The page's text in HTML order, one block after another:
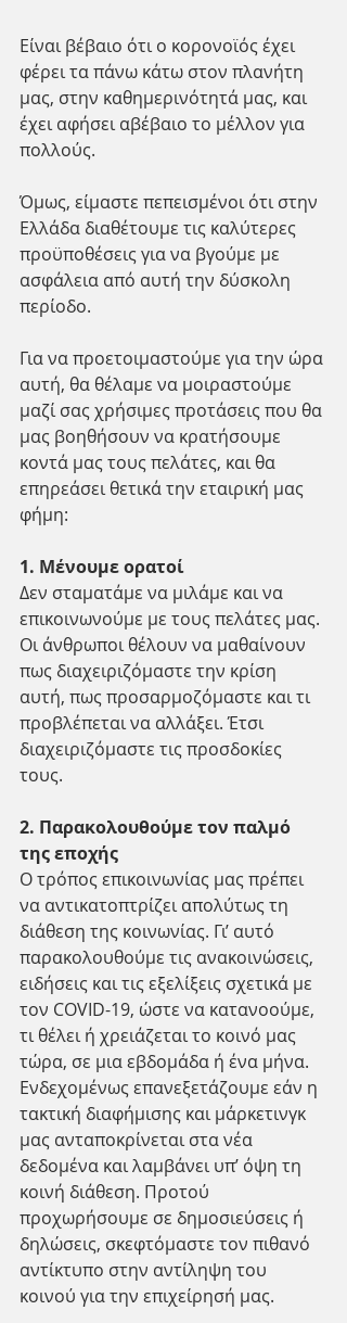
Είναι βέβαιο ότι ο κορονοϊός έχει
φέρει τα πάνω κάτω στον πλανήτη
μας, στην καθημερινότητά μας, και
έχει αφήσει αβέβαιο το μέλλον για
πολλούς.
Όμως, είμαστε πεπεισμένοι ότι στην
Ελλάδα διαθέτουμε τις καλύτερες
προϋποθέσεις για να βγούμε με
ασφάλεια από αυτή την δύσκολη
περίοδο.
Για να προετοιμαστούμε για την ώρα
αυτή, θα θέλαμε να μοιραστούμε
μαζί σας χρήσιμες προτάσεις που θα
μας βοηθήσουν να κρατήσουμε
κοντά μας τους πελάτες, και θα
επηρεάσει θετικά την εταιρική μας
φήμη:
1. Μένουμε ορατοί
Δεν σταματάμε να μιλάμε και να
επικοινωνούμε με τους πελάτες μας.
Οι άνθρωποι θέλουν να μαθαίνουν
πως διαχειριζόμαστε την κρίση
αυτή, πως προσαρμοζόμαστε και τι
προβλέπεται να αλλάξει. Έτσι
διαχειριζόμαστε τις προσδοκίες
τους.
2. Παρακολουθούμε τον παλμό
της εποχής
Ο τρόπος επικοινωνίας μας πρέπει
να αντικατοπτρίζει απολύτως τη
διάθεση της κοινωνίας. Γι’ αυτό
παρακολουθούμε τις ανακοινώσεις,
ειδήσεις και τις εξελίξεις σχετικά με
τον COVID-19, ώστε να κατανοούμε,
τι θέλει ή χρειάζεται το κοινό μας
τώρα, σε μια εβδομάδα ή ένα μήνα.
Ενδεχομένως επανεξετάζουμε εάν η
τακτική διαφήμισης και μάρκετινγκ
μας ανταποκρίνεται στα νέα
δεδομένα και λαμβάνει υπ’ όψη τη
κοινή διάθεση. Προτού
προχωρήσουμε σε δημοσιεύσεις ή
δηλώσεις, σκεφτόμαστε τον πιθανό
αντίκτυπο στην αντίληψη του
κοινού για την επιχείρησή μας.